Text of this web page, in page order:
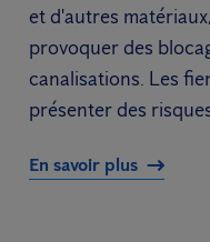
et d'autres
provoquer des
canalisations. Les
présenter des
En savoir plus